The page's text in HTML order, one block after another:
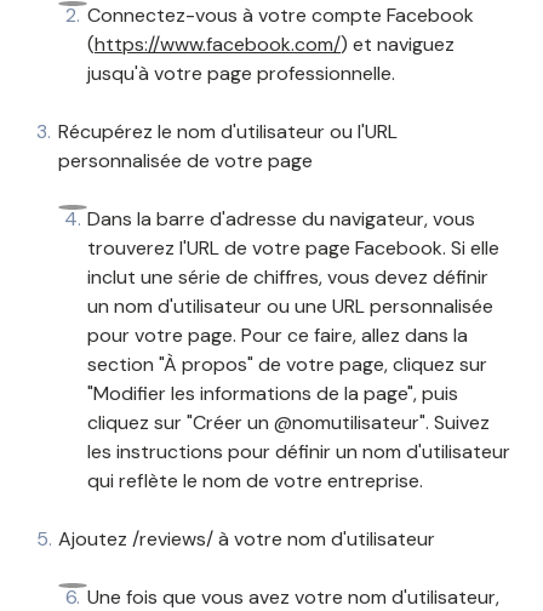
Connectez-vous à votre compte Facebook
(https://www.facebook.com/) et naviguez
jusqu'à votre page professionnelle.
Récupérez le nom d'utilisateur ou l'URL
personnalisée de votre page
Dans la barre d'adresse du navigateur, vous
trouverez l'URL de votre page Facebook. Si elle
inclut une série de chiffres, vous devez définir
un nom d'utilisateur ou une URL personnalisée
pour votre page. Pour ce faire, allez dans la
section "À propos" de votre page, cliquez sur
"Modifier les informations de la page", puis
cliquez sur "Créer un @nomutilisateur". Suivez
les instructions pour définir un nom d'utilisateur
qui reflète le nom de votre entreprise.
Ajoutez /reviews/ à votre nom d'utilisateur
Une fois que vous avez votre nom d'utilisateur,